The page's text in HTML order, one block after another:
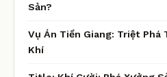
Sản?
Vụ Án Tiền Giang: Triệt Phá
Khí